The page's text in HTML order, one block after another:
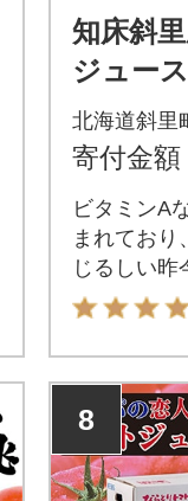
知床斜
ジュー
無添加
用 野菜
北海道斜里
寄付金額
ビタミンA
まれており
じるしい昨
す!!
8